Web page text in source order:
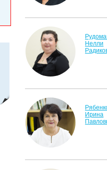
Нелли
Ирина